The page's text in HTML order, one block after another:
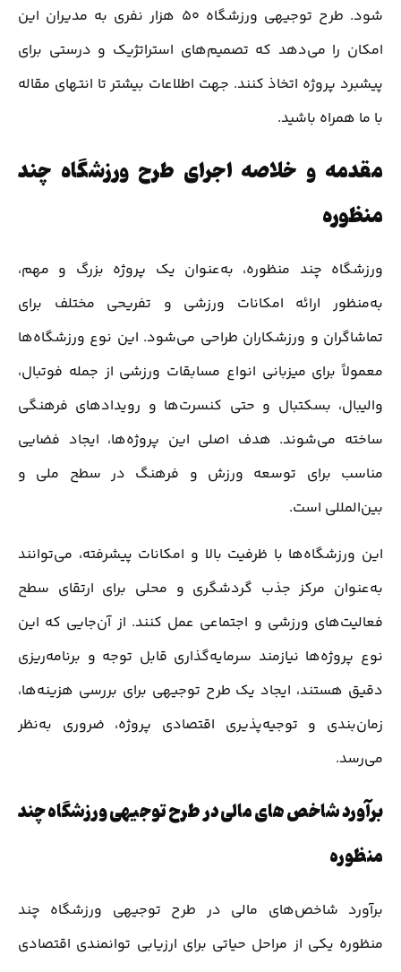
شود. طرح توجیهی ورزشگاه 50 هزار نفری به مدیران این
امکان را می‌دهد که تصمیم‌های استراتژیک و درستی برای
پیشبرد پروژه اتخاذ کنند. جهت اطلاعات بیشتر تا انتهای مقاله
با ما همراه باشید.
مقدمه و خلاصه اجرای طرح ورزشگاه چند
منظوره
ورزشگاه چند منظوره، به‌عنوان یک پروژه بزرگ و مهم،
به‌منظور ارائه امکانات ورزشی و تفریحی مختلف برای
تماشاگران و ورزشکاران طراحی می‌شود. این نوع ورزشگاه‌ها
معمولاً برای میزبانی انواع مسابقات ورزشی از جمله فوتبال،
والیبال، بسکتبال و حتی کنسرت‌ها و رویدادهای فرهنگی
ساخته می‌شوند. هدف اصلی این پروژه‌ها، ایجاد فضایی
مناسب برای توسعه ورزش و فرهنگ در سطح ملی و
بین‌المللی است.
این ورزشگاه‌ها با ظرفیت بالا و امکانات پیشرفته، می‌توانند
به‌عنوان مرکز جذب گردشگری و محلی برای ارتقای سطح
فعالیت‌های ورزشی و اجتماعی عمل کنند. از آن‌جایی که این
نوع پروژه‌ها نیازمند سرمایه‌گذاری قابل توجه و برنامه‌ریزی
دقیق هستند، ایجاد یک طرح توجیهی برای بررسی هزینه‌ها،
زمان‌بندی و توجیه‌پذیری اقتصادی پروژه، ضروری به‌نظر
می‌رسد.
برآورد شاخص های مالی در طرح توجیهی ورزشگاه چند
منظوره
برآورد شاخص‌های مالی در طرح توجیهی ورزشگاه چند
منظوره یکی از مراحل حیاتی برای ارزیابی توانمندی اقتصادی